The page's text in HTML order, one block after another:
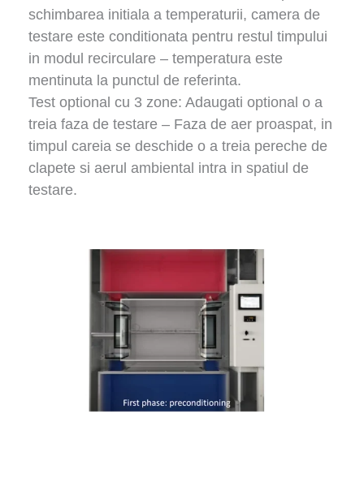
schimbarea initiala a temperaturii, camera de
testare este conditionata pentru restul timpului
in modul recirculare – temperatura este
mentinuta la punctul de referinta.
Test optional cu 3 zone: Adaugati optional o a
treia faza de testare – Faza de aer proaspat, in
timpul careia se deschide o a treia pereche de
clapete si aerul ambiental intra in spatiul de
testare.